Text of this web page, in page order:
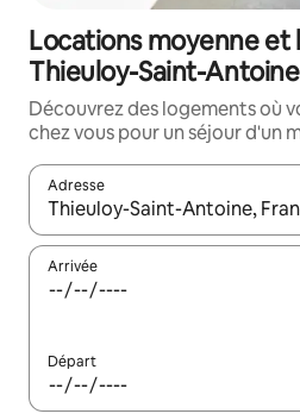
Locations moyenne et
Thieuloy-Saint-Antoine
Découvrez des logements où
chez vous pour un séjour d'un
Adresse
Lorsque les résultats
Arrivée
Départ